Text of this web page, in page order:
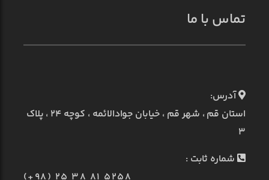
تماس با ما
آدرس:
استان قم ، شهر قم ، خیابان جوادالائمه ، کوچه ۲۴ ، پلاک
۳
شماره ثابت :